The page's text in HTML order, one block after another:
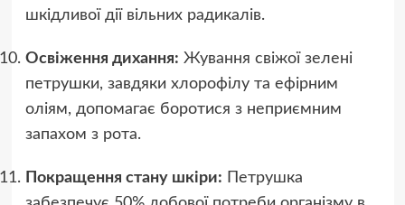
шкідливої дії вільних радикалів.
Освіження дихання: Жування свіжої зелені
петрушки, завдяки хлорофілу та ефірним
оліям, допомагає боротися з неприємним
запахом з рота.
Покращення стану шкіри: Петрушка